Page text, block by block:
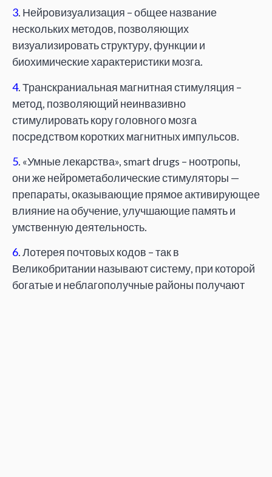
3. Нейровизуализация – общее название
нескольких методов, позволяющих
визуализировать структуру, функции и
биохимические характеристики мозга.
4. Транскраниальная магнитная стимуляция –
метод, позволяющий неинвазивно
стимулировать кору головного мозга
посредством коротких магнитных импульсов.
5. «Умные лекарства», smart drugs – ноотропы,
они же нейрометаболические стимуляторы —
препараты, оказывающие прямое активирующее
влияние на обучение, улучшающие память и
умственную деятельность.
6. Лотерея почтовых кодов – так в
Великобритании называют систему, при которой
богатые и неблагополучные районы получают